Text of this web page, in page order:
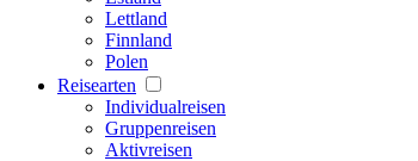
Lettland
Finnland
Polen
Reisearten
Individualreisen
Gruppenreisen
Aktivreisen